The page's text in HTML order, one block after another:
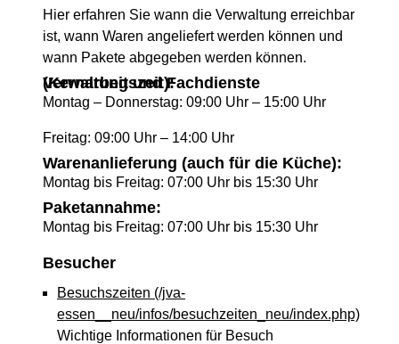
Hier erfahren Sie wann die Verwaltung erreichbar
ist, wann Waren angeliefert werden können und
wann Pakete abgegeben werden können.
Verwaltung und Fachdienste (Kernarbeitszeit):
Montag – Donnerstag: 09:00 Uhr – 15:00 Uhr
Freitag: 09:00 Uhr – 14:00 Uhr
Warenanlieferung (auch für die Küche):
Montag bis Freitag: 07:00 Uhr bis 15:30 Uhr
Paketannahme:
Montag bis Freitag: 07:00 Uhr bis 15:30 Uhr
Besucher
Besuchszeiten (/jva-
essen__neu/infos/besuchzeiten_neu/index.php)
Wichtige Informationen für Besuch